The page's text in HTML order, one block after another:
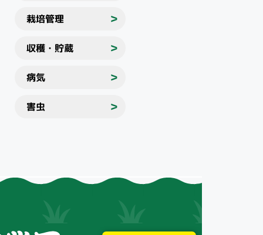
栽培管理 ＞
収穫・貯蔵 ＞
病気 ＞
害虫 ＞